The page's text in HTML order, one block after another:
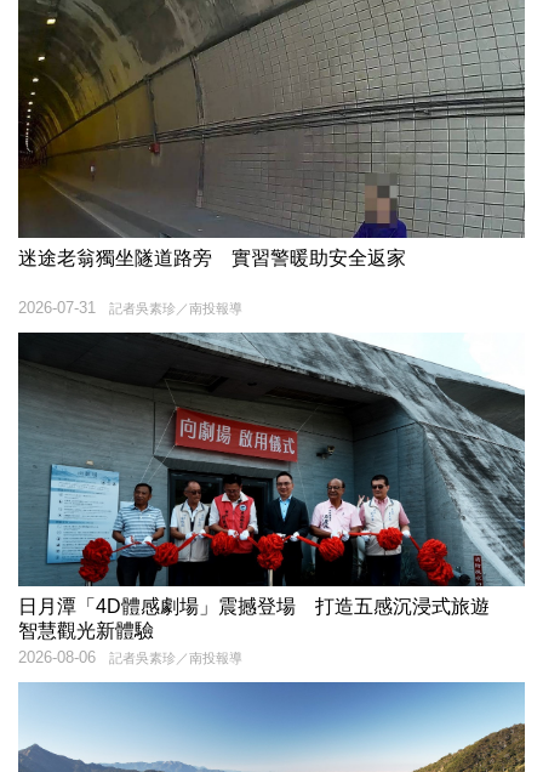
迷途老翁獨坐隧道路旁 實習警暖助安全返家
記者吳素珍／南投報導
2026-07-31
日月潭「4D體感劇場」震撼登場 打造五感沉浸式旅遊
智慧觀光新體驗
記者吳素珍／南投報導
2026-08-06